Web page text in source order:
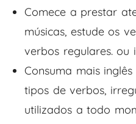
Comece a prestar
músicas, estude os
verbos regulares. ou
Consuma mais
tipos de verbos,
utilizados a todo